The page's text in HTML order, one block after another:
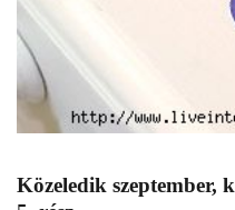
Közeledik szeptember,